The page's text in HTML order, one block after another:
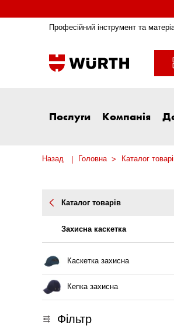
Професійний інструмент та
Послуги Компанія
Назад Головна Каталог
Каталог товарів
Захисна каскетка
Каскетка захисна
Кепка захисна
Фільтр